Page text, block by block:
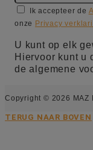
Ik accepteer de
onze Privacy
U kunt op elk
Hiervoor kunt u
de algemene
Copyright © 2026 MAZ
TERUG NAAR BOVEN